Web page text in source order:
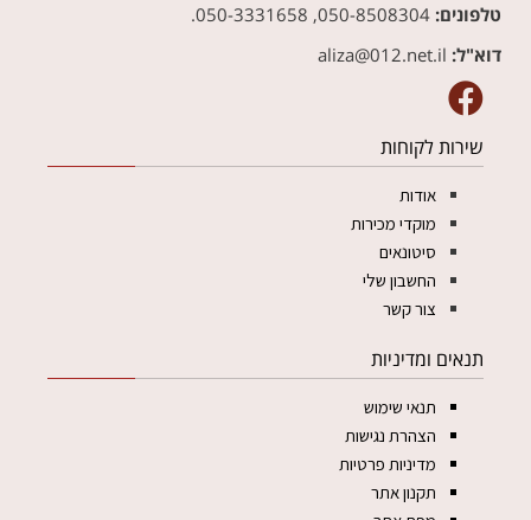
טלפונים:
דוא"ל:
שירות לקוחות
אודות
מוקדי מכירות
סיטונאים
החשבון שלי
צור קשר
תנאים ומדיניות
תנאי שימוש
הצהרת נגישות
מדיניות פרטיות
תקנון אתר